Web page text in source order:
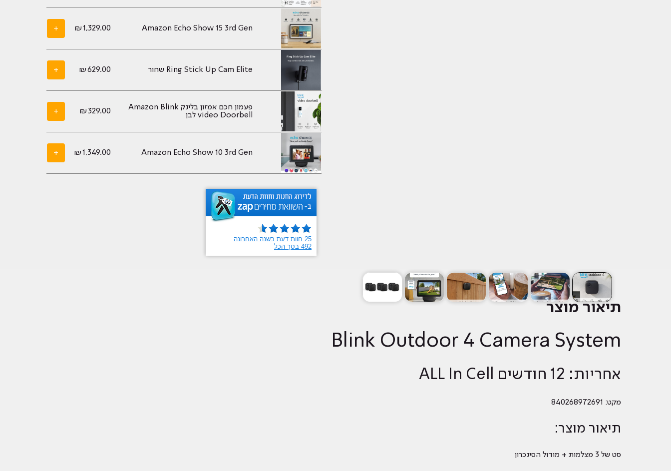
Amazon Echo Show 15 3rd Gen
₪1,329.00
+
Ring Stick Up Cam Elite שחור ₪629.00
+
פעמון חכם אמזון בלינק Amazon Blink
video Doorbell לבן
₪ 329.00
+
Amazon Echo Show 10 3rd Gen
₪1,349.00
+
תיאור מוצר
Blink Outdoor 4 Camera System
אחריות: 12 חודשים ALL In Cell
מקט: 840268972691
תיאור מוצר:
סט של 3 מצלמות + מודול הסינכרון